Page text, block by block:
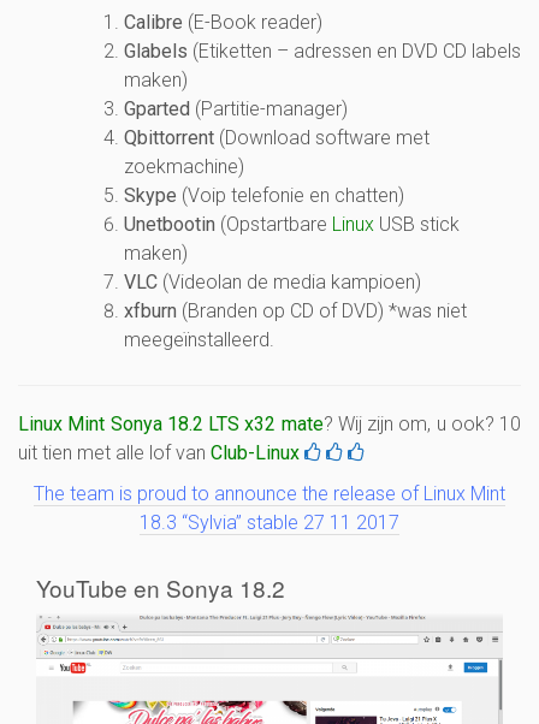
Calibre (E-Book reader)
Glabels (Etiketten – adressen en DVD CD labels
maken)
Gparted (Partitie-manager)
Qbittorrent (Download software met
zoekmachine)
Skype (Voip telefonie en chatten)
Unetbootin (Opstartbare Linux USB stick
maken)
VLC (Videolan de media kampioen)
xfburn (Branden op CD of DVD) *was niet
meegeïnstalleerd.
Linux Mint Sonya 18.2 LTS x32 mate? Wij zijn om, u ook? 10
uit tien met alle lof van Club-Linux
The team is proud to announce the release of Linux Mint
18.3 “Sylvia” stable 27 11 2017
YouTube en Sonya 18.2